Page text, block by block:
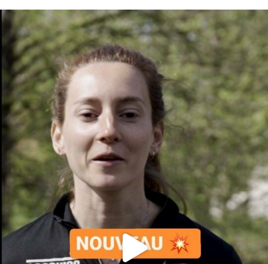
En tant qu'abonné, découvre des conten